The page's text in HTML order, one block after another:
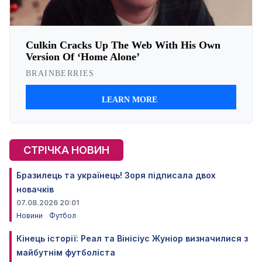
СТРІЧКА НОВИН
Бразилець та українець! Зоря підписала двох
новачків
07.08.2026 20:01
Новини
Футбол
Кінець історії: Реал та Вінісіус Жуніор визначилися з
майбутнім футболіста